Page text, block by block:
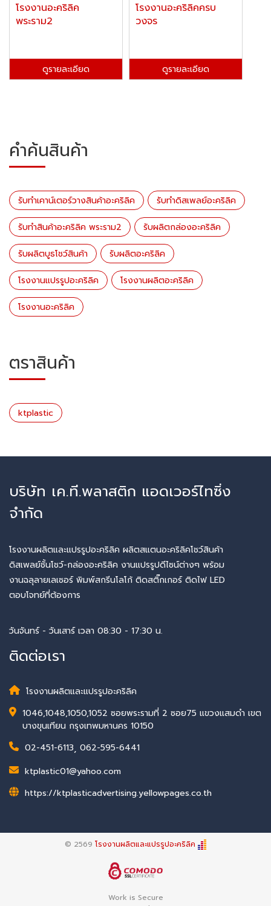
โรงงานอะคริลิค
พระราม2
ดูรายละเอียด
โรงงานอะคริลิคครบ
วงจร
ดูรายละเอียด
คำค้นสินค้า
รับทำเคาน์เตอร์วางสินค้าอะคริลิค รับทำดิสเพลย์อะคริลิค
รับทำสินค้าอะคริลิค พระราม2 รับผลิตกล่องอะคริลิค
รับผลิตบูธโชว์สินค้า รับผลิตอะคริลิค
โรงงานแปรรูปอะคริลิค โรงงานผลิตอะคริลิค
โรงงานอะคริลิค
ตราสินค้า
ktplastic
บริษัท เค.ที.พลาสติก แอดเวอร์ไทซิ่ง
จำกัด
โรงงานผลิตและแปรรูปอะคริลิค ผลิตสแตนอะคริลิคโชว์สินค้า
ดิสเพลย์ชั้นโชว์-กล่องอะคริลิค งานแปรรูปดีไซน์ต่างๆ พร้อม
งานฉลุลายเลเซอร์ พิมพ์สกรีนโลโก้ ติดสติ๊กเกอร์ ติดไฟ LED
ตอบโจทย์ที่ต้องการ
วันจันทร์ - วันเสาร์ เวลา 08:30 - 17:30 น.
ติดต่อเรา
โรงงานผลิตและแปรรูปอะคริลิค
1046,1048,1050,1052 ซอยพระรามที่ 2 ซอย75 แขวงแสมดำ เขต
บางขุนเทียน กรุงเทพมหานคร 10150
02-451-6113, 062-595-6441
ktplastic01@yahoo.com
https://ktplasticadvertising.yellowpages.co.th
© 2569 โรงงานผลิตและแปรรูปอะคริลิค
Work is Secure